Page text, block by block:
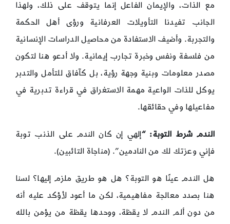
مع الذات، والإيمان الفاعل إنما يتوقف على ذلك، ولهذا
الجانب تفيدنا التأويلات العرفانية ورؤى أهل الحكمة
والتجربة. وأضيف الاستفادة من محاصيل الدراسات الإنسانية
من فلسفة ونفس وخبرة تجارب إيمانية. ولا أدعو هنا لتكون
مصدر معلومات وبنية وجهة رؤية، بل كآفاق للتأمل والتدبر
يوكل للذات الواعية مهمة الاستغراق في قراءة تدبرية في
مفاعيلها وفي حقائقها.
الندم شرط التوبة: “إلهي إن كان الندم على الذنب توبة
فإني وعزتك لك من النادمين”. (مناجاة التائبين).
هل الندم عينًا هو التوبة؟ هل هو طريق ملزم إليها؟ لسنا
هنا بصدد معالجة مفاهيمية، لكن ما أعود لأؤكد عليه أنه
من دون ألم الندم لا يقظة، ووحدها يقظة من يؤمن بالله